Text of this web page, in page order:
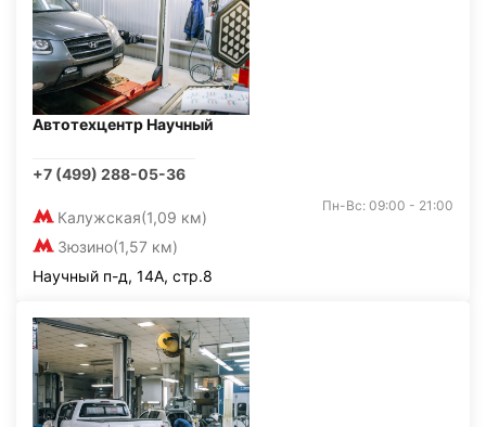
Автотехцентр Научный
+7 (499) 288-05-36
Калужская(1,09 км)
Зюзино(1,57 км)
Пн-Вс: 09:00 - 21:00
Научный п-д, 14А, стр.8